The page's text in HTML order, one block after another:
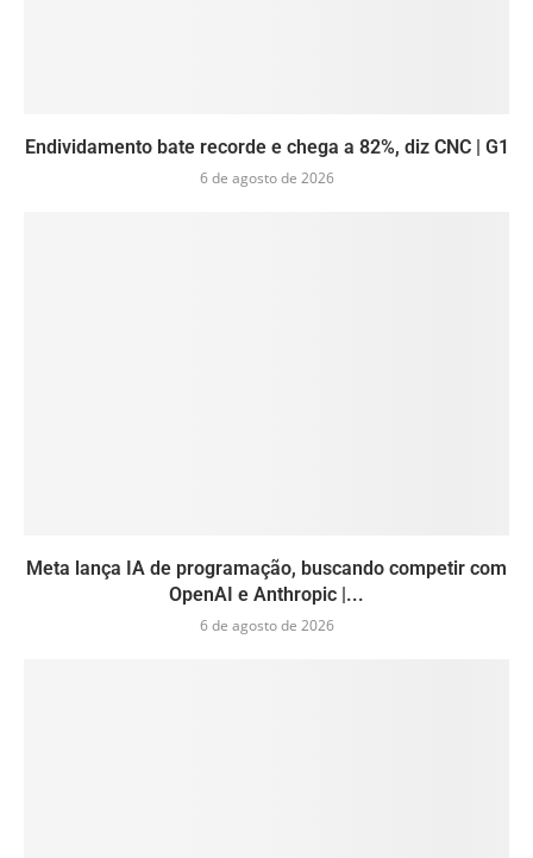
Endividamento bate recorde e chega a 82%, diz CNC | G1
6 de agosto de 2026
Meta lança IA de programação, buscando competir com
OpenAI e Anthropic |...
6 de agosto de 2026